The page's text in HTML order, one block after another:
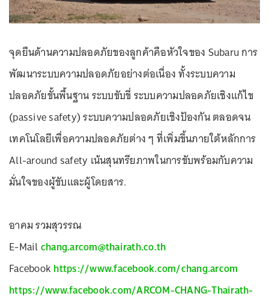
จุดยืนด้านความปลอดภัยของลูกค้าคือหัวใจของ Subaru การ
พัฒนาระบบความปลอดภัยอย่างต่อเนื่อง ทั้งระบบความ
ปลอดภัยขั้นพื้นฐาน ระบบขับขี่ ระบบความปลอดภัยเชิงแก้ไข
(passive safety) ระบบความปลอดภัยเชิงป้องกัน ตลอดจน
เทคโนโลยีเพื่อความปลอดภัยต่าง ๆ ที่เพิ่มขึ้นภายใต้หลักการ
All-around safety เน้นสุนทรียภาพในการขับพร้อมกับความ
มั่นใจของผู้ขับและผู้โดยสาร.
อาคม รวมสุวรรณ
E-Mailchang.arcom@thairath.co.th
Facebook https://www.facebook.com/chang.arcom
https://www.facebook.com/ARCOM-CHANG-Thairath-